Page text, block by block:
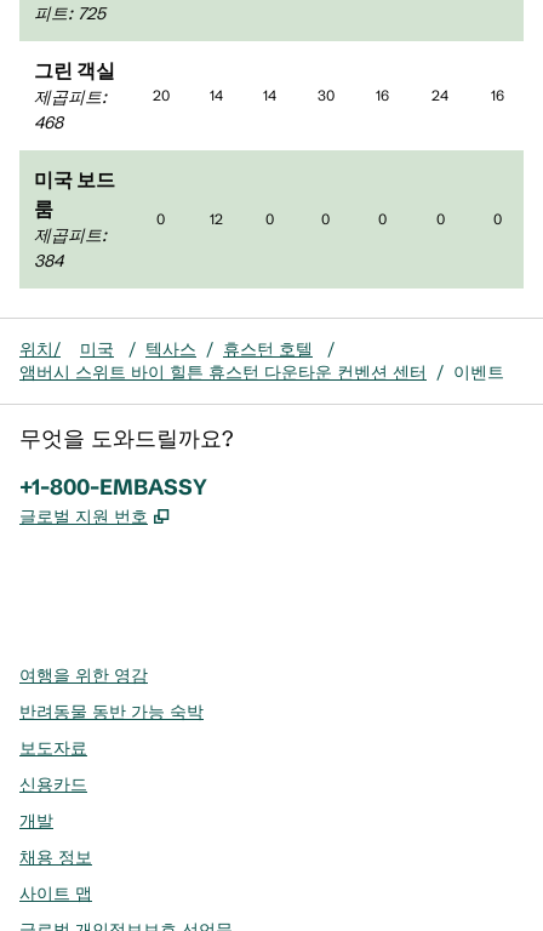
피트: 725
그린 객실
제곱피트:
468
20 14 14 30 16 24 16
미국 보드
룸
제곱피트:
384
0 12 0 0 0 0 0
위치/ 미국 / 텍사스 / 휴스턴 호텔
/
앰버시 스위트 바이 힐튼 휴스턴 다운타운 컨벤션 센터
/ 이벤트
무엇을 도와드릴까요?
전화:
+1-800-EMBASSY
글로벌 지원 번호 ,
여행을 위한 영감
반려동물 동반 가능 숙박
보도자료
신용카드
개발
채용 정보
사이트 맵